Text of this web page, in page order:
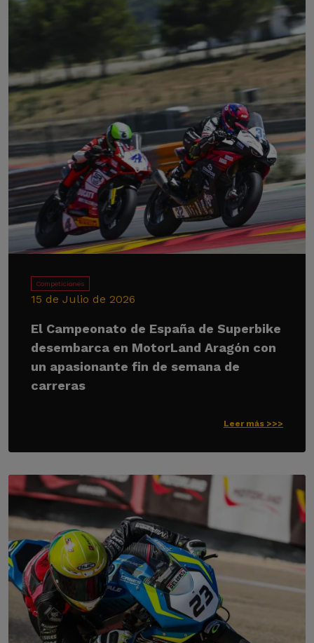
Competiciones
15 de Julio de 2026
El Campeonato de España de Superbike
desembarca en MotorLand Aragón con
un apasionante fin de semana de
carreras
Leer más >>>